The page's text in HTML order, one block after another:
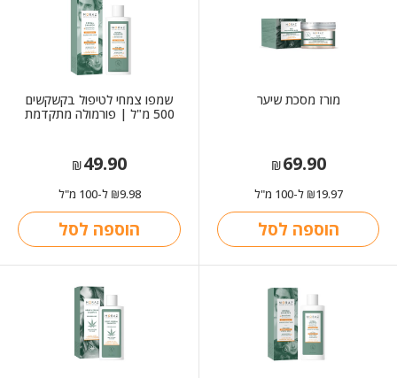
מורז מסכת שיער
₪69.90
₪19.97 ל-100 מ"ל
הוספה לסל
שמפו צמחי לטיפול בקשקשים
500 מ"ל | פורמולה מתקדמת
₪49.90
₪9.98 ל-100 מ"ל
הוספה לסל